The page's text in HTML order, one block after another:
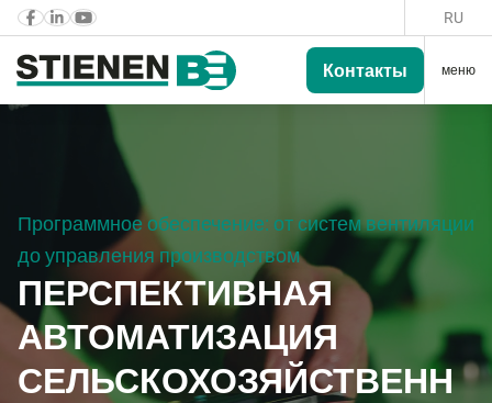
RU
Контакты меню
Программное обеспечение: от систем вентиляции
до управления производством
ПЕРСПЕКТИВНАЯ
АВТОМАТИЗАЦИЯ
СЕЛЬСКОХОЗЯЙСТВЕНН